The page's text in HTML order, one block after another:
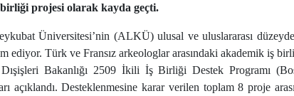
projesi olarak kayda geçti.
Üniversitesi’nin (ALKÜ) ulusal ve uluslararası
ediyor. Türk ve Fransız arkeologlar arasındaki akademik iş
Bakanlığı 2509 İkili İş Birliği Destek Programı
açıklandı. Desteklenmesine karar verilen toplam 8 proje